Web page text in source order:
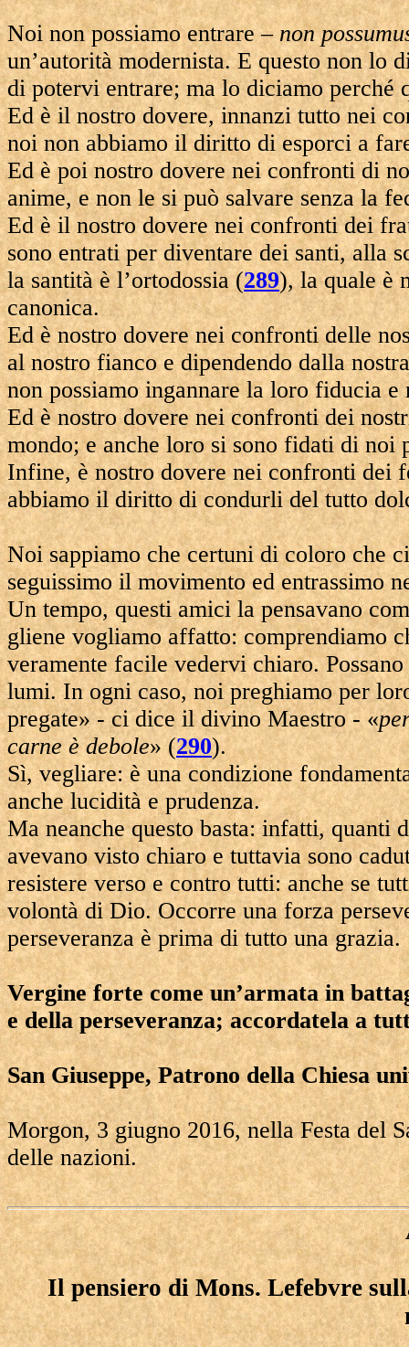
Noi non possiamo entrare –non
un’autorità modernista. E questo non lo
di potervi entrare; ma lo diciamo perché
Ed è il nostro dovere, innanzi tutto nei
noi non abbiamo il diritto di esporci a
Ed è poi nostro dovere nei confronti di
anime, e non le si può salvare senza la
Ed è il nostro dovere nei confronti dei
sono entrati per diventare dei santi, alla
la santità è l’ortodossia (289), la quale è
canonica.
Ed è nostro dovere nei confronti delle
al nostro fianco e dipendendo dalla
non possiamo ingannare la loro fiducia
Ed è nostro dovere nei confronti dei
mondo; e anche loro si sono fidati di noi
Infine, è nostro dovere nei confronti dei
abbiamo il diritto di condurli del tutto
Noi sappiamo che certuni di coloro che
seguissimo il movimento ed entrassimo
Un tempo, questi amici la pensavano
gliene vogliamo affatto: comprendiamo
veramente facile vedervi chiaro.
lumi. In ogni caso, noi preghiamo per
pregate» - ci dice il divino Maestro - «
carne è debole» (290).
Sì, vegliare: è una condizione
anche lucidità e prudenza.
Ma neanche questo basta: infatti, quanti
avevano visto chiaro e tuttavia sono
resistere verso e contro tutti: anche se
volontà di Dio. Occorre una forza
perseveranza è prima di tutto una grazia.
Vergine forte come un’armata in
e della perseveranza; accordatela a
San Giuseppe, Patrono della Chiesa
Morgon, 3 giugno 2016, nella Festa del
delle nazioni.
Il pensiero di Mons. Lefebvre